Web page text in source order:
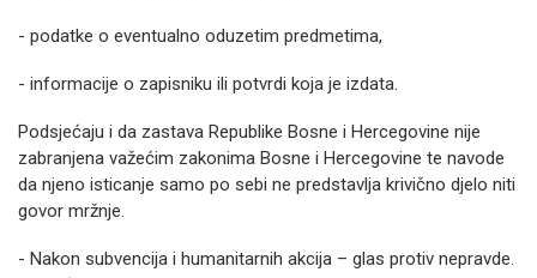
- podatke o eventualno oduzetim predmetima,
- informacije o zapisniku ili potvrdi koja je izdata.
Podsjećaju i da zastava Republike Bosne i Hercegovine nije
zabranjena važećim zakonima Bosne i Hercegovine te navode
da njeno isticanje samo po sebi ne predstavlja krivično djelo niti
govor mržnje.
- Nakon subvencija i humanitarnih akcija – glas protiv nepravde.